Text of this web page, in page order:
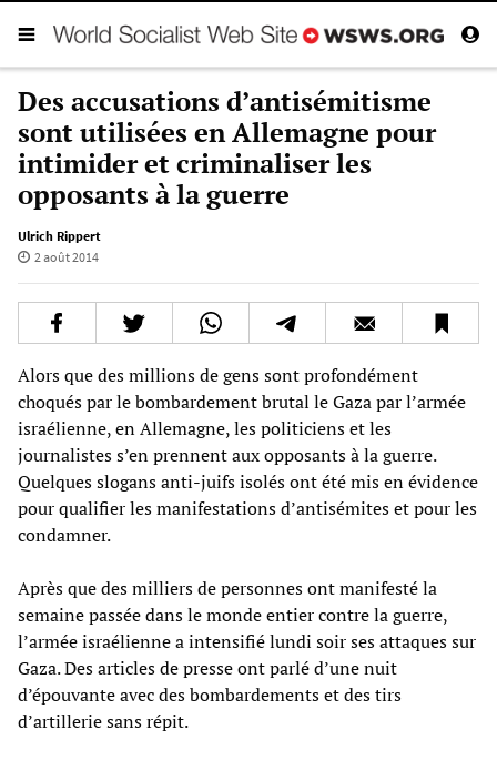
Des accusations d’antisémitisme
sont utilisées en Allemagne pour
intimider et criminaliser les
opposants à la guerre
Ulrich Rippert
2 août 2014
Alors que des millions de gens sont profondément
choqués par le bombardement brutal le Gaza par l’armée
israélienne, en Allemagne, les politiciens et les
journalistes s’en prennent aux opposants à la guerre.
Quelques slogans anti-juifs isolés ont été mis en évidence
pour qualifier les manifestations d’antisémites et pour les
condamner.
Après que des milliers de personnes ont manifesté la
semaine passée dans le monde entier contre la guerre,
l’armée israélienne a intensifié lundi soir ses attaques sur
Gaza. Des articles de presse ont parlé d’une nuit
d’épouvante avec des bombardements et des tirs
d’artillerie sans répit.